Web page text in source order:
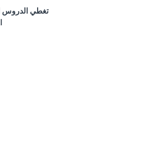
تغطي الدروس